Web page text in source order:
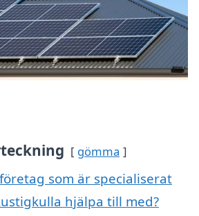
gömma
som är specialiserat
hjälpa till med?